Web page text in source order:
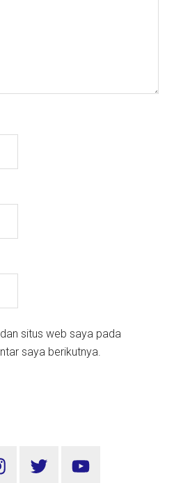
situs web saya pada
saya berikutnya.